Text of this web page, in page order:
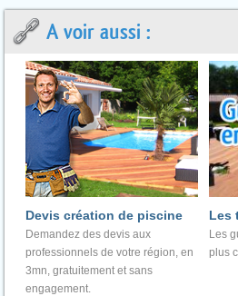
A voir aussi :
Devis création de piscine
Demandez des devis aux
professionnels de votre région, en
3mn, gratuitement et sans
engagement.
Les
Les
plus